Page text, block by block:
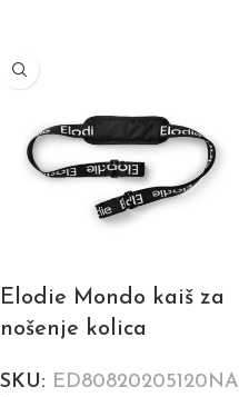
Elodie Mondo kaiš za
nošenje kolica
SKU: ED80820205120NA